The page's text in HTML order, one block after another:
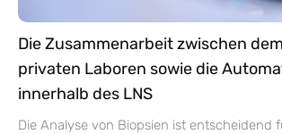
Die Zusammenarbeit zwischen
privaten Laboren sowie die
innerhalb des LNS
Die Analyse von Biopsien ist entscheidend